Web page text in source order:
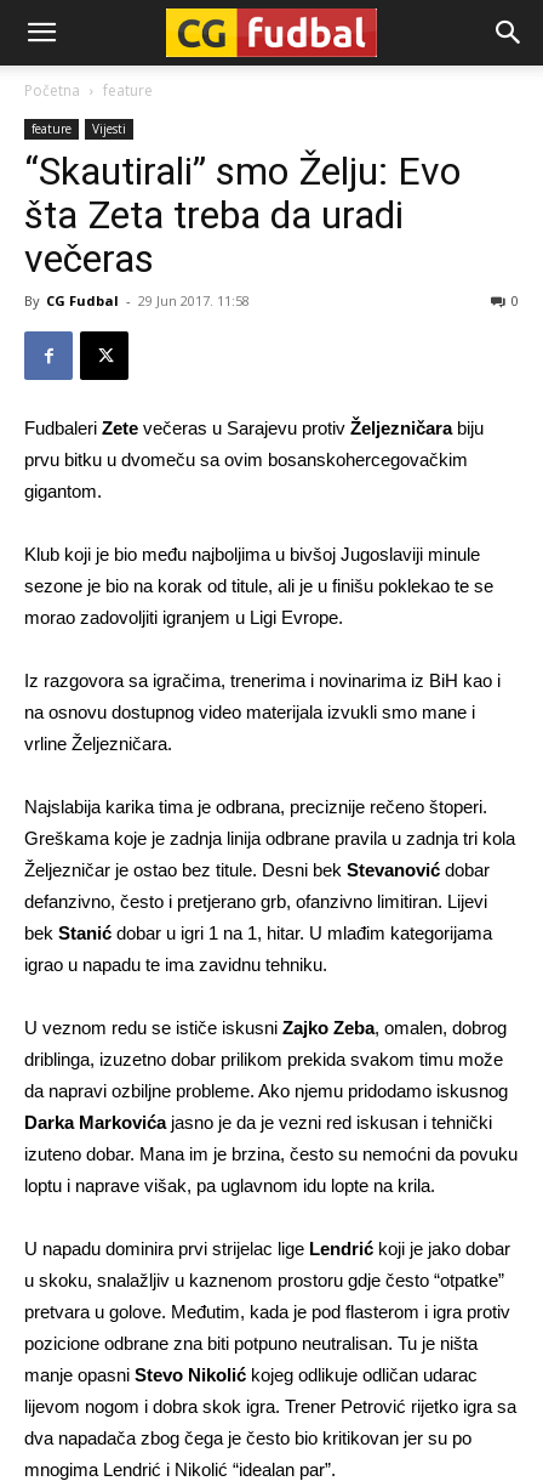
CG-
Fudbal
Početna feature
feature Vijesti
“Skautirali” smo Želju: Evo
šta Zeta treba da uradi
večeras
By CG Fudbal - 29 Jun 2017. 11:58 0
Fudbaleri Zete večeras u Sarajevu protiv Željezničarabiju
prvu bitku u dvomeču sa ovim bosanskohercegovačkim
gigantom.
Klub koji je bio među najboljima u bivšoj Jugoslaviji minule
sezone je bio na korak od titule, ali je u finišu poklekao te se
morao zadovoljiti igranjem u Ligi Evrope.
Iz razgovora sa igračima, trenerima i novinarima iz BiH kao i
na osnovu dostupnog video materijala izvukli smo mane i
vrline Željezničara.
Najslabija karika tima je odbrana, preciznije rečeno štoperi.
Greškama koje je zadnja linija odbrane pravila u zadnja tri kola
Željezničar je ostao bez titule. Desni bek Stevanović dobar
defanzivno, često i pretjerano grb, ofanzivno limitiran. Lijevi
bek Stanić dobar u igri 1 na 1, hitar. U mlađim kategorijama
igrao u napadu te ima zavidnu tehniku.
U veznom redu se ističe iskusni Zajko Zeba, omalen, dobrog
driblinga, izuzetno dobar prilikom prekida svakom timu može
da napravi ozbiljne probleme. Ako njemu pridodamo iskusnog
Darka Markovićajasno je da je vezni red iskusan i tehnički
izuteno dobar. Mana im je brzina, često su nemoćni da povuku
loptu i naprave višak, pa uglavnom idu lopte na krila.
U napadu dominira prvi strijelac lige Lendrić koji je jako dobar
u skoku, snalažljiv u kaznenom prostoru gdje često “otpatke”
pretvara u golove. Međutim, kada je pod flasterom i igra protiv
pozicione odbrane zna biti potpuno neutralisan. Tu je ništa
manje opasni Stevo Nikolić kojeg odlikuje odličan udarac
lijevom nogom i dobra skok igra. Trener Petrović rijetko igra sa
dva napadača zbog čega je često bio kritikovan jer su po
mnogima Lendrić i Nikolić “idealan par”.